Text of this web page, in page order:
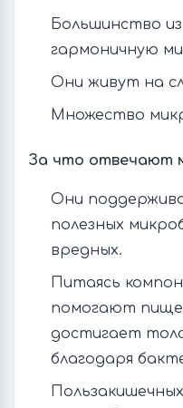
Большинство
гармоничную
Они живут на
Множество
За что отвечают
Они
полезных
вредных.
Питаясь
помогают
достигает
благодаря